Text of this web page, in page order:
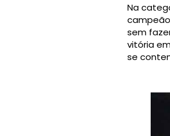
Na
sem
vitória
se